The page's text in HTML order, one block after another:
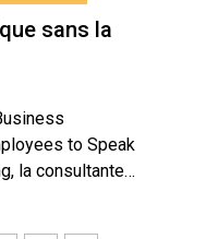
sans la
to Speak
la consultante…